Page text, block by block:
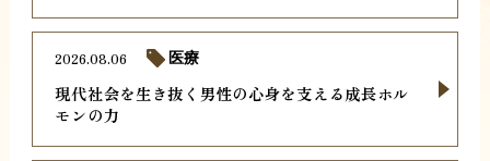
現代社会を生き抜く男性の心身を支える成長ホル
モンの力
2026.08.06 医療